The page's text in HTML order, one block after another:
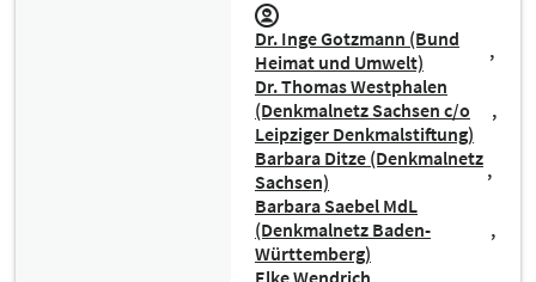
Dr. Inge Gotzmann (Bund
Heimat und Umwelt)
Dr. Thomas Westphalen
(Denkmalnetz Sachsen c/o
Leipziger Denkmalstiftung)
Barbara Ditze (Denkmalnetz
Sachsen)
Barbara Saebel MdL
(Denkmalnetz Baden-
Württemberg)
Elke Wendrich